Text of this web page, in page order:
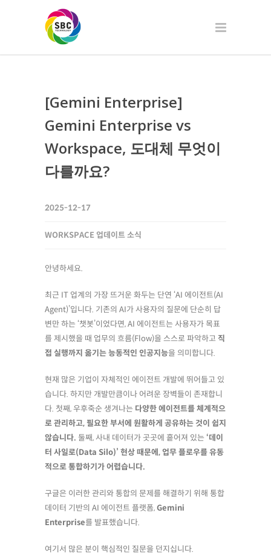
[Gemini Enterprise]
Gemini Enterprise vs
Workspace, 도대체 무엇이
다를까요?
2025-12-17
WORKSPACE 업데이트 소식
안녕하세요.
최근 IT 업계의 가장 뜨거운 화두는 단연 ‘AI 에이전트(AI
Agent)’입니다. 기존의 AI가 사용자의 질문에 단순히 답
변만 하는 ‘챗봇’이었다면, AI 에이전트는 사용자가 목표
를 제시했을 때 업무의 흐름(Flow)을 스스로 파악하고 직
접 실행까지 옮기는 능동적인 인공지능을 의미합니다.
현재 많은 기업이 자체적인 에이전트 개발에 뛰어들고 있
습니다. 하지만 개발만큼이나 어려운 장벽들이 존재합니
다. 첫째, 우후죽순 생겨나는 다양한 에이전트를 체계적으
로 관리하고, 필요한 부서에 원활하게 공유하는 것이 쉽지
않습니다. 둘째, 사내 데이터가 곳곳에 흩어져 있는 ‘데이
터 사일로(Data Silo)’ 현상 때문에, 업무 플로우를 유동
적으로 통합하기가 어렵습니다.
구글은 이러한 관리와 통합의 문제를 해결하기 위해 통합
데이터 기반의 AI 에이전트 플랫폼,Gemini
Enterprise를 발표했습니다.
여기서 많은 분이 핵심적인 질문을 던지십니다.